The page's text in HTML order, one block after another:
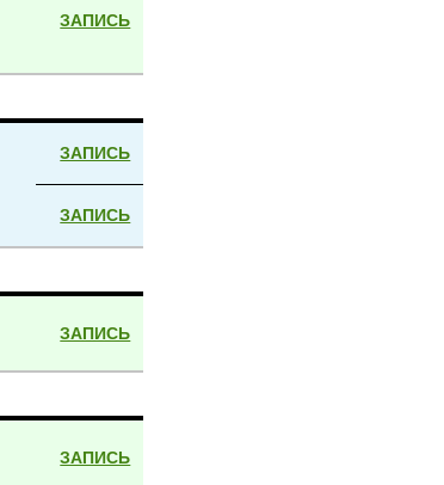
ЗАПИСЬ
ЗАПИСЬ
ЗАПИСЬ
ЗАПИСЬ
ЗАПИСЬ